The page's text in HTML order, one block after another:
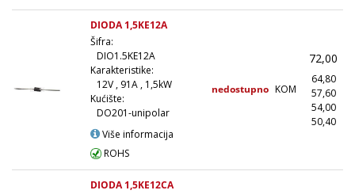
DIODA 1,5KE12A
Šifra:
DIO1.5KE12A
Karakteristike:
12V , 91A , 1,5kW
Kućište:
DO201-unipolar
Više informacija
ROHS
nedostupno KOM
72,00
64,80
57,60
54,00
50,40
DIODA 1,5KE12CA